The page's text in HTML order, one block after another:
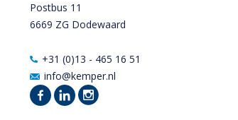
Postbus 11
6669 ZG Dodewaard
+31 (0)13 - 465 16 51
info@kemper.nl